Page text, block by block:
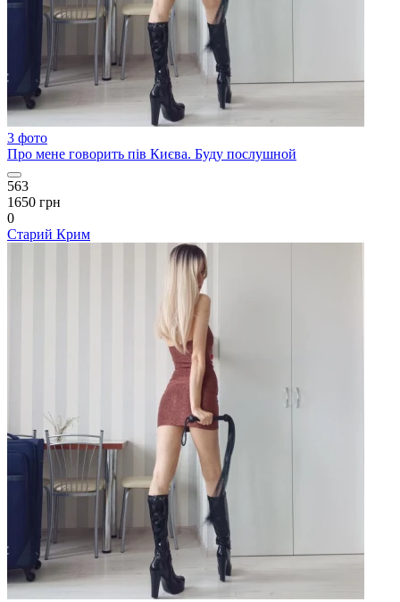
3 фото
Про мене говорить пів Києва. Буду послушной
563
1650 грн
0
Старий Крим